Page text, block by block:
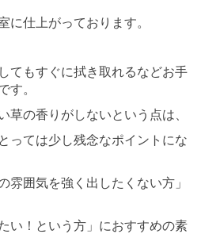
に仕上がっております。
てもすぐに拭き取れるなどお手
す。
草の香りがしないという点は、
っては少し残念なポイントにな
雰囲気を強く出したくない方」
い！という方」におすすめの素